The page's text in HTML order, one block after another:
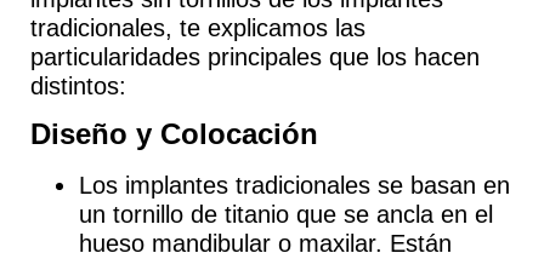
tradicionales, te explicamos las
particularidades principales que los hacen
distintos:
Diseño y Colocación
Los implantes tradicionales se basan en
un tornillo de titanio que se ancla en el
hueso mandibular o maxilar. Están